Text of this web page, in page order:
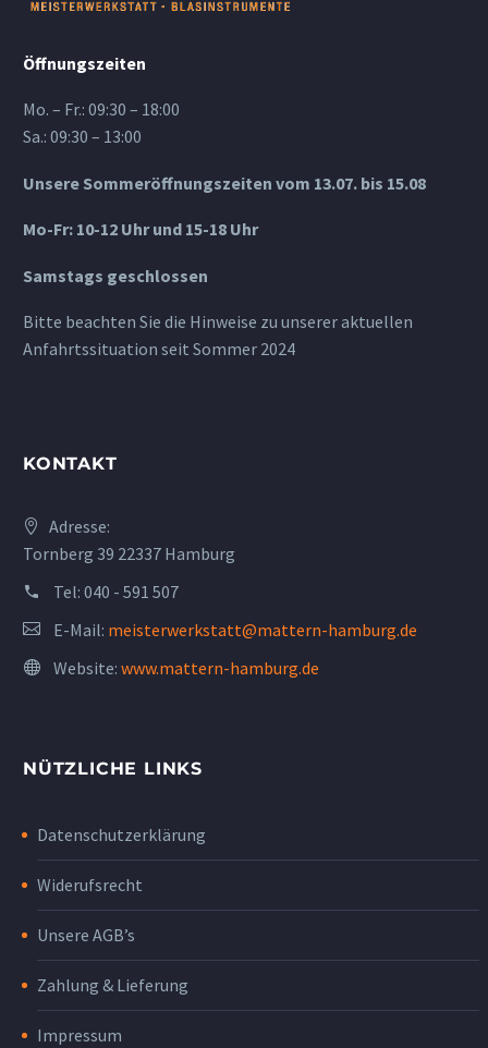
Öffnungszeiten
Mo. – Fr.: 09:30 – 18:00
Sa.: 09:30 – 13:00
Unsere Sommeröffnungszeiten vom 13.07. bis 15.08
Mo-Fr: 10-12 Uhr und 15-18 Uhr
Samstags geschlossen
Bitte beachten Sie die Hinweise zu unserer aktuellen
Anfahrtssituation seit Sommer 2024
KONTAKT
Adresse:
Tornberg 39 22337 Hamburg
Tel: 040 - 591 507
E-Mail: meisterwerkstatt@mattern-hamburg.de
Website: www.mattern-hamburg.de
NÜTZLICHE LINKS
Datenschutzerklärung
Widerufsrecht
Unsere AGB’s
Zahlung & Lieferung
Impressum